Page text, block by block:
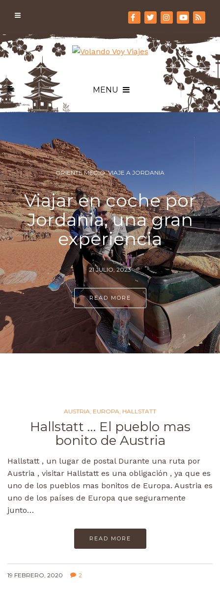
MENU
ORIENTE MEDIO,VIAJE A JORDANIA
Viajar en coche por
Jordania, una gran
experiencia
21 JULIO, 2023
READ MORE
AUSTRIA EUROPA HALLSTATT
Hallstatt … El pueblo mas
bonito de Austria
Hallstatt , un lugar de postal Durante una ruta por
Austria , visitar Hallstatt es una obligación , ya que es
uno de los pueblos mas bonitos de Europa. Austria es
uno de los países de Europa que seguramente
junto…
READ MORE
19 FEBRERO, 2020 2